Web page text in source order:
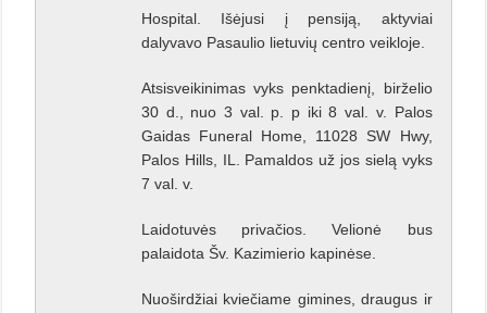
Hospital. Išėjusi į pensiją, aktyviai
dalyvavo Pasaulio lietuvių centro veikloje.
Atsisveikinimas vyks penktadienį, birželio
30 d., nuo 3 val. p. p iki 8 val. v. Palos
Gaidas Funeral Home, 11028 SW Hwy,
Palos Hills, IL. Pamaldos už jos sielą vyks
7 val. v.
Laidotuvės privačios. Velionė bus
palaidota Šv. Kazimierio kapinėse.
Nuoširdžiai kviečiame gimines, draugus ir